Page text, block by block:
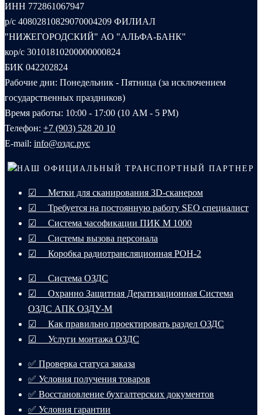
ИНН 772861067947
р/с 40802810829070004209 ФИЛИАЛ
"НИЖЕГОРОДСКИЙ" АО "АЛЬФА-БАНК"
кор/с 30101810200000000824
БИК 042202824
Рабочие дни: Понедельник - Пятница (за исключением
государственных праздников)
Время работы: 10:00 - 17:00 (10 AM - 5 PM)
Телефон: +7 (903) 528 20 10‬
E-mail: info@оздс.рус
НАШ ОФИЦИАЛЬНЫЙ ТРАНСПОРТНЫЙ ПАРТНЕР
☑ Метки для сканирования 3D-сканером
☑ Требуется на постоянную работу SEO специалист
☑ Система часофикации ПИК М 1000
☑ Системы вызова персонала
☑ Коробка радиотрансляционная РОН-2
☑ Система ОЗДС
☑ Охранно Защитная Дератизационная Система
ОЗДС АПК ОЗДУ-М
☑ Как правильно проектировать раздел ОЗДС
☑ Услуги монтажа ОЗДС
✅ Проверка статуса заказа
✅ Условия получения товаров
✅ Восстановление бухгалтерских документов
✅ Условия гарантии